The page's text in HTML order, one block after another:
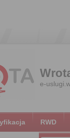
e-
RWD